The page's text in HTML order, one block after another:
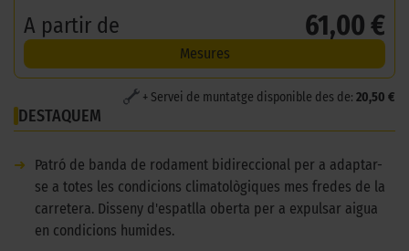
A partir de 61,00 €
Mesures
+ Servei de muntatge disponible des de: 20,50 €
DESTAQUEM
➜
Patró de banda de rodament bidireccional per a adaptar-
se a totes les condicions climatològiques mes fredes de la
carretera. Disseny d'espatlla oberta per a expulsar aigua
en condicions humides.